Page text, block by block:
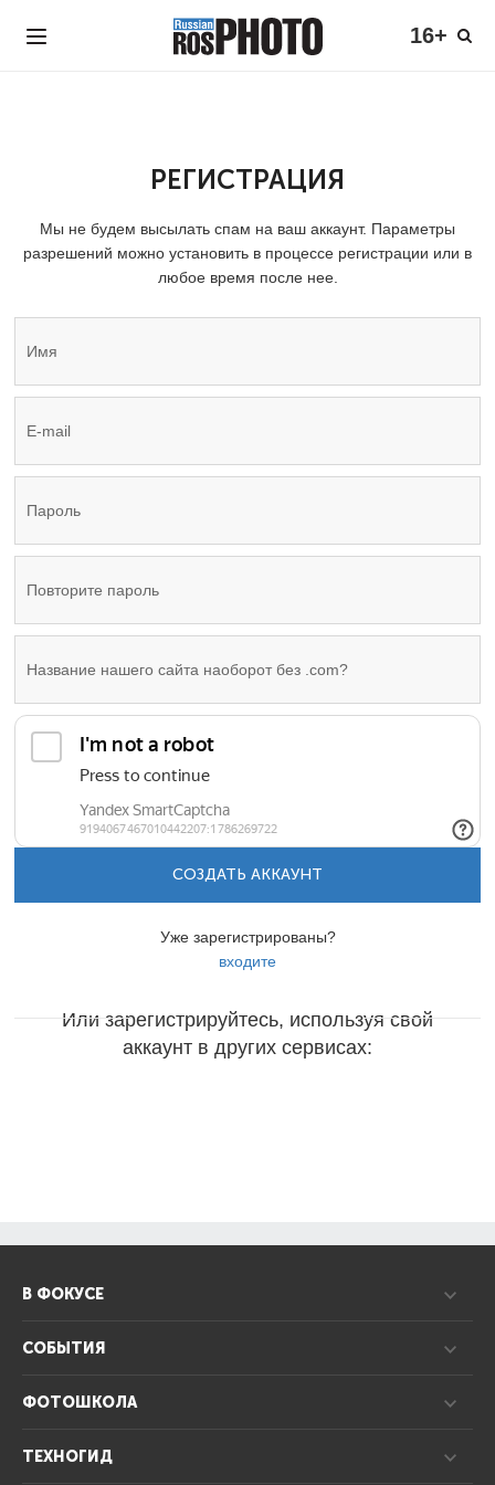
16+
РЕГИСТРАЦИЯ
Мы не будем высылать спам на ваш аккаунт. Параметры
разрешений можно установить в процессе регистрации или в
любое время после нее.
СОЗДАТЬ АККАУНТ
Уже зарегистрированы?
входите
Или зарегистрируйтесь, используя свой
аккаунт в других сервисах:
В ФОКУСЕ
СОБЫТИЯ
ФОТОШКОЛА
ТЕХНОГИД